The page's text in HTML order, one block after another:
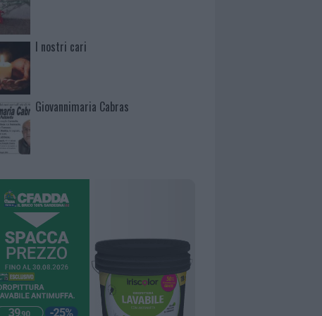
I nostri cari
Giovannimaria Cabras